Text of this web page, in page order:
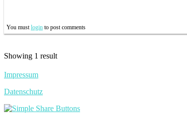
You must login to post comments
Showing 1 result
Impressum
Datenschutz